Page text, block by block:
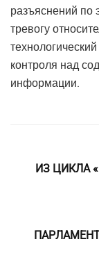
разъяснений по
тревогу
контроля над
информации.
ИЗ ЦИКЛА